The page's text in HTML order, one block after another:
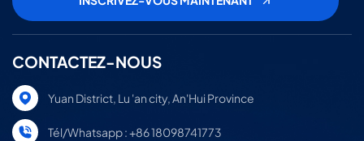
CONTACTEZ-NOUS
Yuan District, Lu 'an city, An'Hui Province
Tél/Whatsapp : +86 18098741773